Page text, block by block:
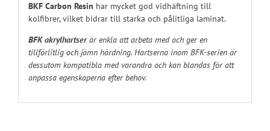
BKF Carbon Resin har mycket god vidhäftning till
kolfibrer, vilket bidrar till starka och pålitliga laminat.
BFK akrylhartserär enkla att arbeta med och ger en
tillförlitlig och jämn härdning. Hartserna inom BFK-serien är
dessutom kompatibla med varandra och kan blandas för att
anpassa egenskaperna efter behov.